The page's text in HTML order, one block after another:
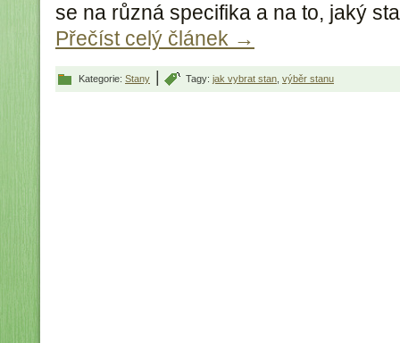
se na různá specifika a na to, jaký
Přečíst celý článek →
Kategorie: Stany Tagy: jak vybrat stan výběr stanu